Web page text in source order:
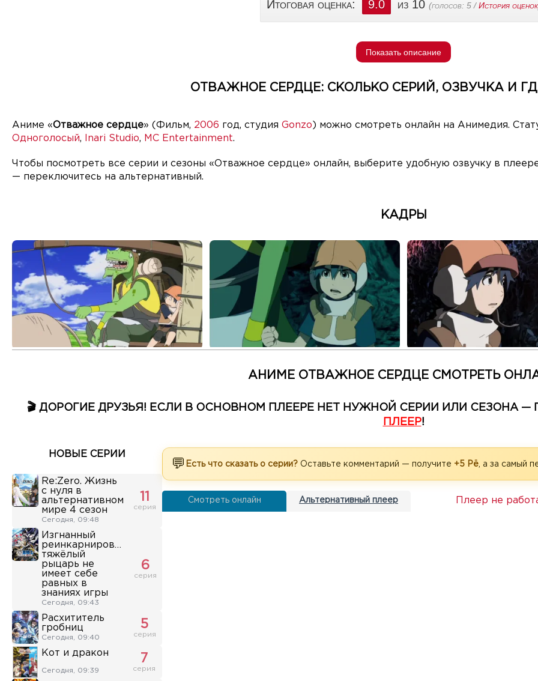
Итоговая оценка: 9.0 из 10 (голосов: 5/История оценок
Показать описание
ОТВАЖНОЕ СЕРДЦЕ: СКОЛЬКО СЕРИЙ, ОЗВУЧКА И
Аниме «Отважное сердце» (Фильм, 2006 год, студия Gonzo ) можно смотреть онлайн на Анимедия.
Одноголосый, Inari Studio, MC Entertainment.
Чтобы посмотреть все серии и сезоны «Отважное сердце» онлайн, выберите удобную озвучку в
— переключитесь на альтернативный.
КАДРЫ
АНИМЕ ОТВАЖНОЕ СЕРДЦЕ СМОТРЕТЬ
🎬 ДОРОГИЕ ДРУЗЬЯ! ЕСЛИ В ОСНОВНОМ ПЛЕЕРЕ НЕТ НУЖНОЙ СЕРИИ ИЛИ СЕЗОНА
ПЛЕЕР!
НОВЫЕ СЕРИИ
Re:Zero. Жизнь
с нуля в
альтернативном
мире 4 сезон
Сегодня, 09:48
серия
Изгнанный
реинкарнированный
тяжёлый
рыцарь не
имеет себе
равных в
знаниях игры
Сегодня, 09:43
6
серия
Расхититель
гробниц
Сегодня, 09:40
5
серия
Кот и дракон
Сегодня, 09:39
7
серия
💬 Есть что сказать о серии? Оставьте комментарий — получите +5 Рё , а за самый
Смотреть онлайн Альтернативный плеер Плеер не